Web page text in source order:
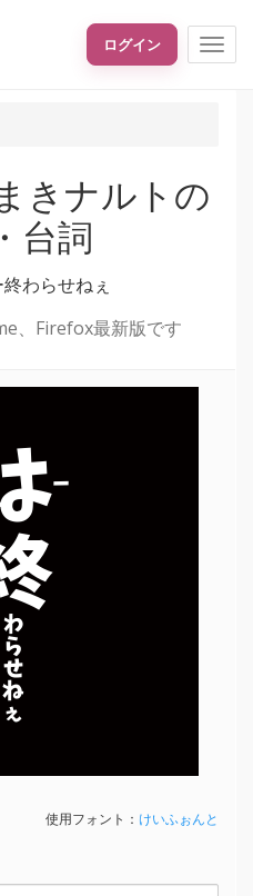
ログイン
台詞
わらせねぇ
、Firefox最新版です
ー
わらせねぇ
使用フォント： けいふぉんと